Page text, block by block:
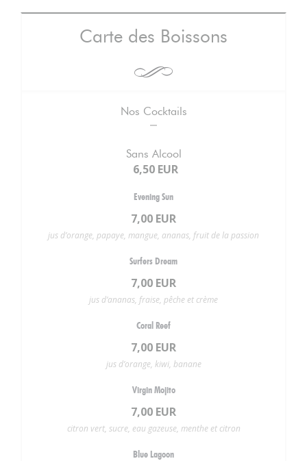
Carte des Boissons
Nos Cocktails
Sans Alcool
6,50 EUR
Evening Sun
7,00 EUR
jus d’orange, papaye, mangue, ananas, fruit de la passion
Surfers Dream
7,00 EUR
jus d’ananas, fraise, pêche et crème
Coral Reef
7,00 EUR
jus d’orange, kiwi, banane
Virgin Mojito
7,00 EUR
citron vert, sucre, eau gazeuse, menthe et citron
Blue Lagoon